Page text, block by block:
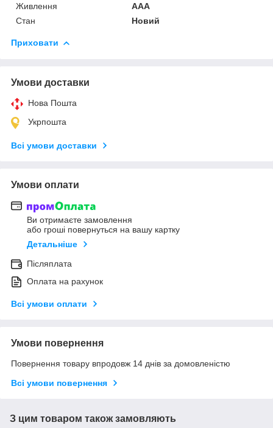
Живлення
AAA
Стан
Новий
Приховати
Умови доставки
Нова Пошта
Укрпошта
Всі умови доставки
Умови оплати
Ви отримаєте замовлення
або гроші повернуться на вашу картку
Детальніше
Післяплата
Оплата на рахунок
Всі умови оплати
Умови повернення
Повернення товару впродовж 14 днів за домовленістю
Всі умови повернення
З цим товаром також замовляють